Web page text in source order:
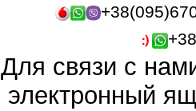
Для связи с
электронный